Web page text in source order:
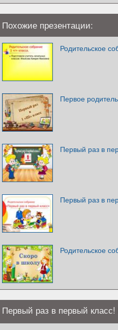
Похожие презентации:
Родительское
Первое
Первый раз в
Первый раз в
Родительское
Первый раз в первый